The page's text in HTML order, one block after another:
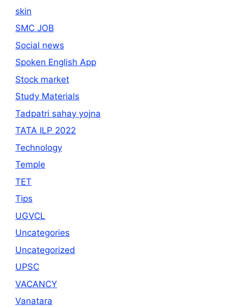
skin
SMC JOB
Social news
Spoken English App
Stock market
Study Materials
Tadpatri sahay yojna
TATA ILP 2022
Technology
Temple
TET
Tips
UGVCL
Uncategories
Uncategorized
UPSC
VACANCY
Vanatara